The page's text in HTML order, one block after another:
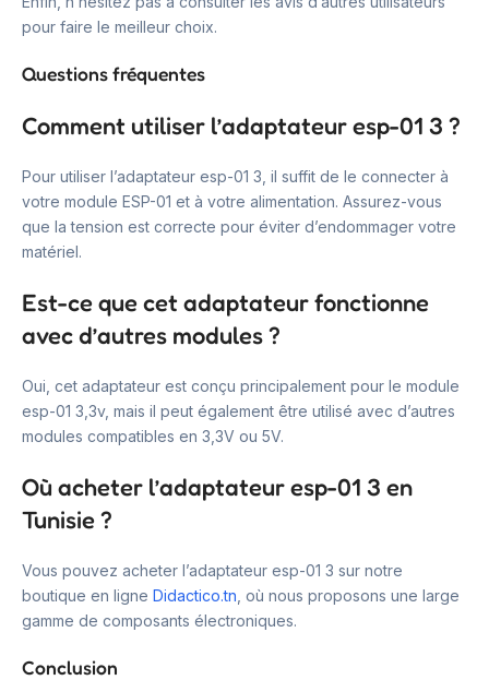
pour faire le meilleur choix.
Questions fréquentes
Comment utiliser l’adaptateur esp-01 3 ?
Pour utiliser l’adaptateur esp-01 3, il suffit de le connecter à
votre module ESP-01 et à votre alimentation. Assurez-vous
que la tension est correcte pour éviter d’endommager votre
matériel.
Est-ce que cet adaptateur fonctionne
avec d’autres modules ?
Oui, cet adaptateur est conçu principalement pour le module
esp-01 3,3v, mais il peut également être utilisé avec d’autres
modules compatibles en 3,3V ou 5V.
Où acheter l’adaptateur esp-01 3 en
Tunisie ?
Vous pouvez acheter l’adaptateur esp-01 3 sur notre
boutique en ligne Didactico.tn , où nous proposons une large
gamme de composants électroniques.
Conclusion